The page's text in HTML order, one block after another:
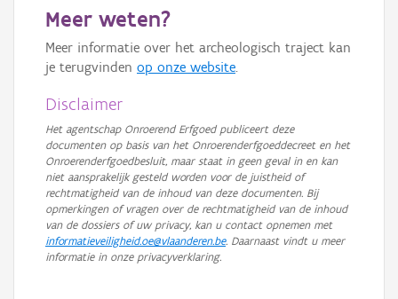
Meer weten?
Meer informatie over het archeologisch traject kan
je terugvinden op onze website.
Disclaimer
Het agentschap Onroerend Erfgoed publiceert deze
documenten op basis van het Onroerenderfgoeddecreet en het
Onroerenderfgoedbesluit, maar staat in geen geval in en kan
niet aansprakelijk gesteld worden voor de juistheid of
rechtmatigheid van de inhoud van deze documenten. Bij
opmerkingen of vragen over de rechtmatigheid van de inhoud
van de dossiers of uw privacy, kan u contact opnemen met
informatieveiligheid.oe@vlaanderen.be. Daarnaast vindt u meer
informatie in onze privacyverklaring.